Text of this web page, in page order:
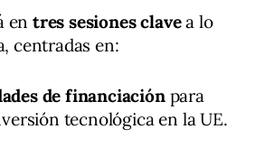
entres sesiones clavea lo
centradas en:
de financiaciónpara
tecnológica en la UE.